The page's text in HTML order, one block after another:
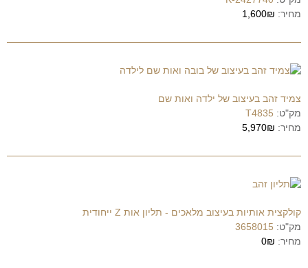
מחיר: 1,600₪
צמיד זהב בעיצוב של ילדה ואות שם
מק"ט: T4835
מחיר: 5,970₪
קולקצית אותיות בעיצוב מלאכים - תליון אות Z ייחודית
מק"ט: 3658015
מחיר: 0₪